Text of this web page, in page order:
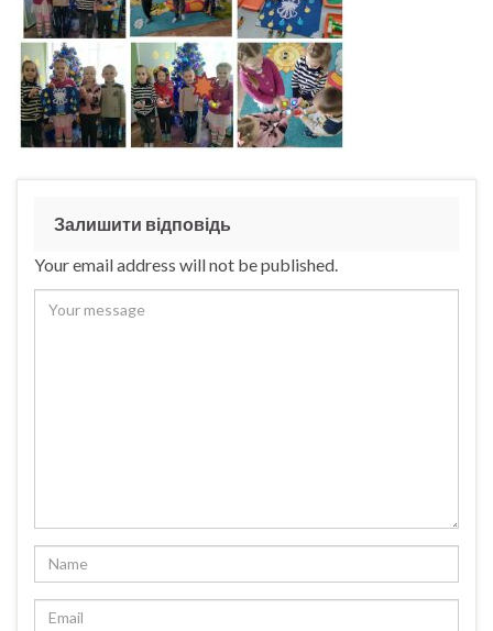
Залишити відповідь
Your email address will not be published.